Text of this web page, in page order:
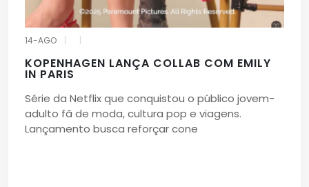
14-AGO
KOPENHAGEN LANÇA COLLAB COM EMILY
IN PARIS
Série da Netflix que conquistou o público jovem-
adulto fã de moda, cultura pop e viagens.
Lançamento busca reforçar cone